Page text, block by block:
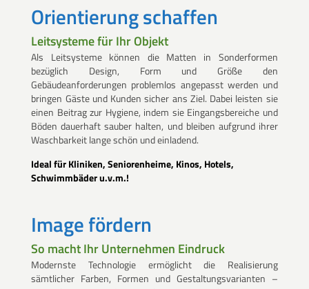
Orientierung schaffen
Leitsysteme für Ihr Objekt
Als Leitsysteme können die Matten in Sonderformen
bezüglich Design, Form und Größe den
Gebäudeanforderungen problemlos angepasst werden und
bringen Gäste und Kunden sicher ans Ziel. Dabei leisten sie
einen Beitrag zur Hygiene, indem sie Eingangsbereiche und
Böden dauerhaft sauber halten, und bleiben aufgrund ihrer
Waschbarkeit lange schön und einladend.
Ideal für Kliniken, Seniorenheime, Kinos, Hotels,
Schwimmbäder u.v.m.!
Image fördern
So macht Ihr Unternehmen Eindruck
Modernste Technologie ermöglicht die Realisierung
sämtlicher Farben, Formen und Gestaltungsvarianten –